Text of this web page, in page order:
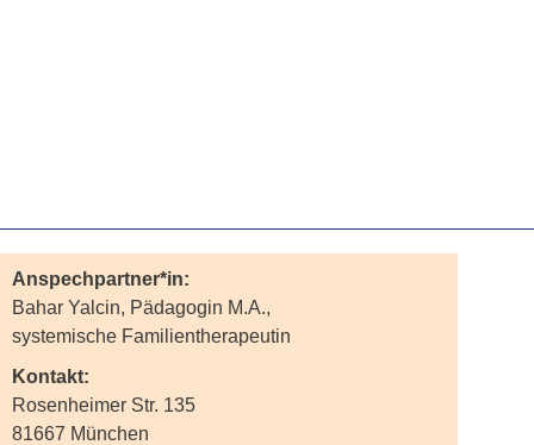
Anspechpartner*in:
Bahar Yalcin, Pädagogin M.A.,
systemische Familientherapeutin
Kontakt:
Rosenheimer Str. 135
81667 München